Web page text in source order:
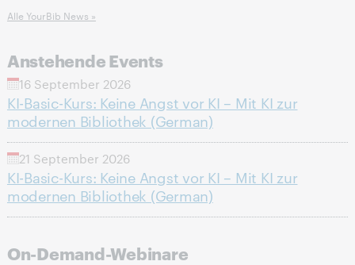
Alle YourBib News »
Anstehende Events
16 September 2026
KI-Basic-Kurs: Keine Angst vor KI – Mit KI zur
modernen Bibliothek (German)
21 September 2026
KI-Basic-Kurs: Keine Angst vor KI – Mit KI zur
modernen Bibliothek (German)
On-Demand-Webinare